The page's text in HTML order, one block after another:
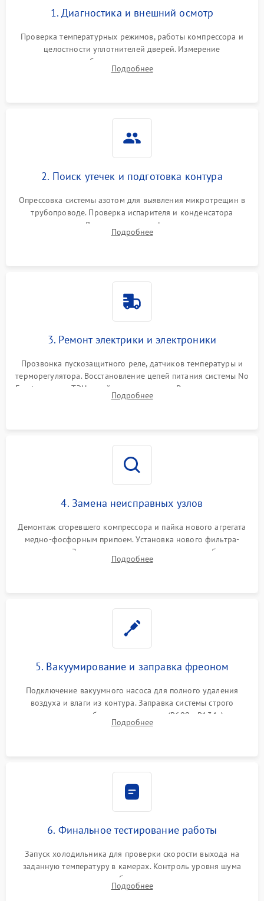
1. Диагностика и внешний осмотр
Проверка температурных режимов, работы компрессора и
целостности уплотнителей дверей. Измерение
сопротивления обмоток мотора, проверка термостата и
считывание кодов ошибок с электронного дисплея.
Подробнее
2. Поиск утечек и подготовка контура
Опрессовка системы азотом для выявления микротрещин в
трубопроводе. Проверка испарителя и конденсатора
течеискателем. Демонтаж старого фильтра-осушителя и
продувка капиллярной трубки для устранения засоров.
Подробнее
3. Ремонт электрики и электроники
Прозвонка пускозащитного реле, датчиков температуры и
терморегулятора. Восстановление цепей питания системы No
Frost, включая ТЭН оттайки и вентилятор. Ремонт или замена
платы управления при сбоях алгоритмов.
Подробнее
4. Замена неисправных узлов
Демонтаж сгоревшего компрессора и пайка нового агрегата
медно-фосфорным припоем. Установка нового фильтра-
осушителя. Замена изношенных вентиляторов обдува,
сломанных заслонок или поврежденных дверных петель.
Подробнее
5. Вакуумирование и заправка фреоном
Подключение вакуумного насоса для полного удаления
воздуха и влаги из контура. Заправка системы строго
дозированным объемом хладагента (R600a, R134a) по
электронным весам. Контроль рабочего давления в системе.
Подробнее
6. Финальное тестирование работы
Запуск холодильника для проверки скорости выхода на
заданную температуру в камерах. Контроль уровня шума
компрессора, отсутствия обмерзания стенок и корректного
срабатывания системы автоматической оттайки.
Подробнее